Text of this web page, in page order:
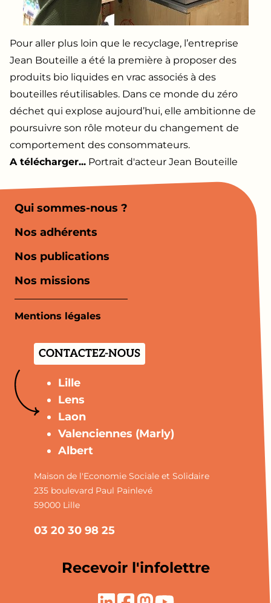
Pour aller plus loin que le recyclage, l’entreprise
Jean Bouteille a été la première à proposer des
produits bio liquides en vrac associés à des
bouteilles réutilisables. Dans ce monde du zéro
déchet qui explose aujourd’hui, elle ambitionne de
poursuivre son rôle moteur du changement de
comportement des consommateurs.
A télécharger... Portrait d'acteur Jean Bouteille
Qui sommes-nous ?
Nos adhérents
Nos publications
Nos missions
Mentions légales
CONTACTEZ-NOUS
Lille
Lens
Laon
Valenciennes (Marly)
Albert
Maison de l'Economie Sociale et Solidaire
235 boulevard Paul Painlevé
59000 Lille
03 20 30 98 25
Recevoir l'infolettre